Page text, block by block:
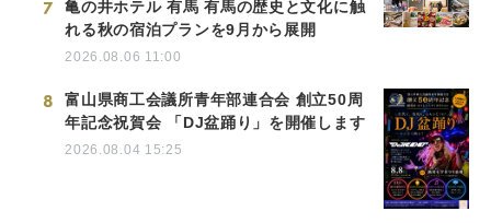
7
亀の井ホテル 有馬 有馬の歴史と文化に触
れる秋の宿泊プランを9月から展開
2026.08.06 11:00
8
富山県商工会議所青年部連合会 創立50周
年記念祝賀会 「DJ盆踊り」を開催します
2026.08.04 15:25